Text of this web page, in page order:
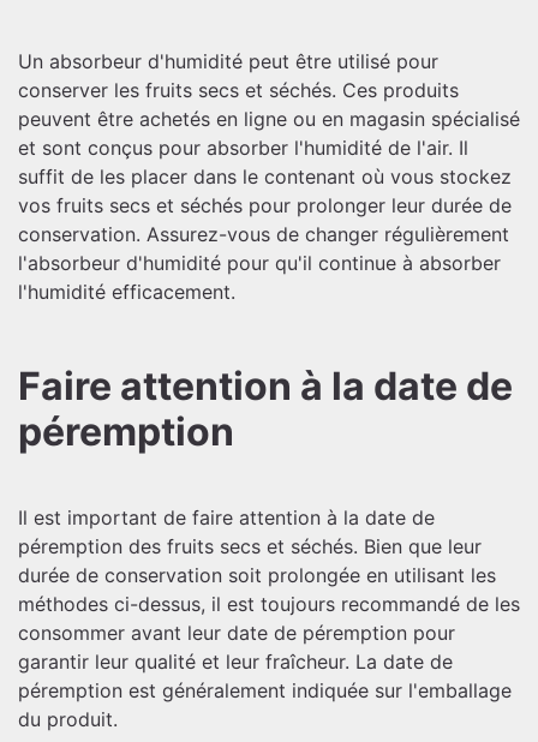
Un absorbeur d'humidité peut être utilisé pour
conserver les fruits secs et séchés. Ces produits
peuvent être achetés en ligne ou en magasin spécialisé
et sont conçus pour absorber l'humidité de l'air. Il
suffit de les placer dans le contenant où vous stockez
vos fruits secs et séchés pour prolonger leur durée de
conservation. Assurez-vous de changer régulièrement
l'absorbeur d'humidité pour qu'il continue à absorber
l'humidité efficacement.
Faire attention à la date de
péremption
Il est important de faire attention à la date de
péremption des fruits secs et séchés. Bien que leur
durée de conservation soit prolongée en utilisant les
méthodes ci-dessus, il est toujours recommandé de les
consommer avant leur date de péremption pour
garantir leur qualité et leur fraîcheur. La date de
péremption est généralement indiquée sur l'emballage
du produit.